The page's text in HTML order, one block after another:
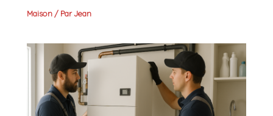
Maison / ParJean